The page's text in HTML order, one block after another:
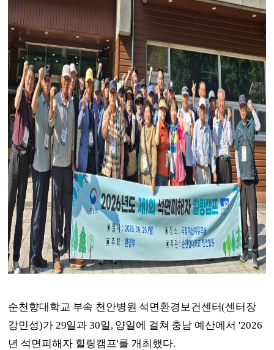
순천향대학교 부속 천안병원 석면환경보건센터(센터장
강민성)가 29일과 30일, 양일에 걸쳐 충남 예산에서'2026
년 석면피해자 힐링캠프'를 개최했다.